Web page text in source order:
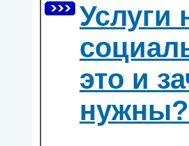
Услуги
это и